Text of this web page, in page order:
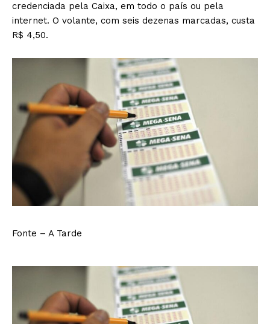
credenciada pela Caixa, em todo o país ou pela
internet. O volante, com seis dezenas marcadas, custa
R$ 4,50.
Fonte – A Tarde